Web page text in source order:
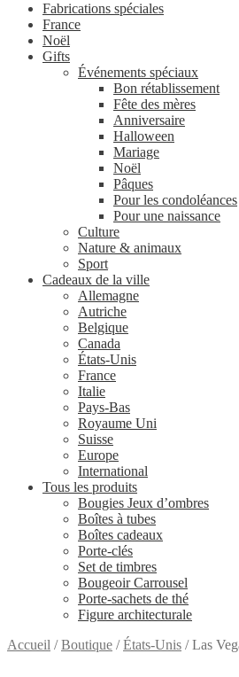
Fabrications spéciales
France
Noël
Gifts
Événements spéciaux
Bon rétablissement
Fête des mères
Anniversaire
Halloween
Mariage
Noël
Pâques
Pour les condoléances
Pour une naissance
Culture
Nature & animaux
Sport
Cadeaux de la ville
Allemagne
Autriche
Belgique
Canada
États-Unis
France
Italie
Pays-Bas
Royaume Uni
Suisse
Europe
International
Tous les produits
Bougies Jeux d’ombres
Boîtes à tubes
Boîtes cadeaux
Porte-clés
Set de timbres
Bougeoir Carrousel
Porte-sachets de thé
Figure architecturale
Accueil /Boutique /États-Unis /Las